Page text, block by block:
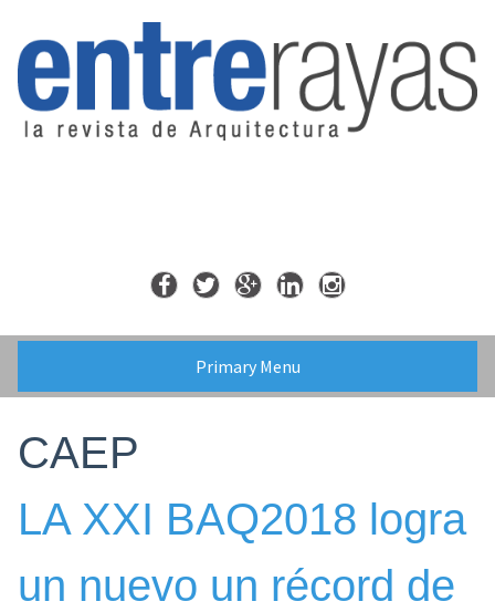
content
Primary Menu
CAEP
LA XXI BAQ2018 logra
un nuevo un récord de